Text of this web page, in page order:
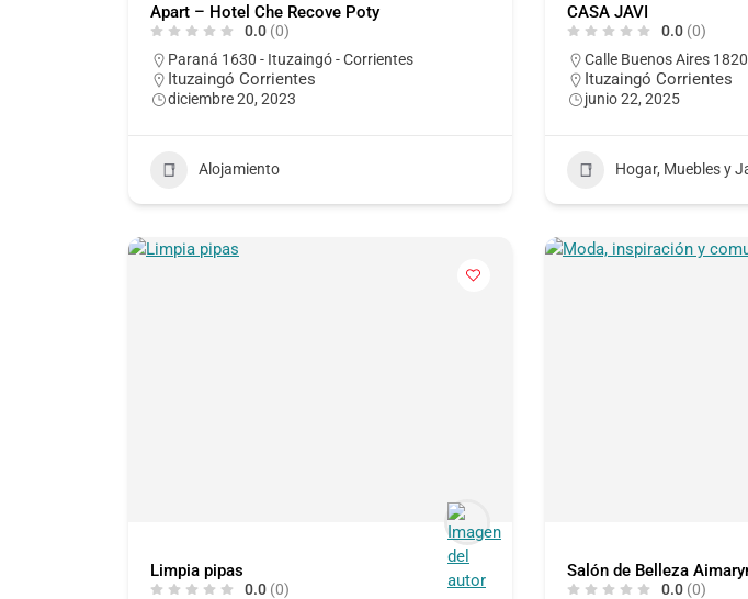
Apart – Hotel Che Recove Poty
0.0 (0)
Paraná 1630 - Ituzaingó - Corrientes
Ituzaingó Corrientes
diciembre 20, 2023
Alojamiento
CASA JAVI
0.0 (0)
Calle Buenos Aires
Ituzaingó Corrientes
junio 22, 2025
Hogar, Muebles y
Limpia pipas
0.0 (0)
Salón de Belleza
0.0 (0)